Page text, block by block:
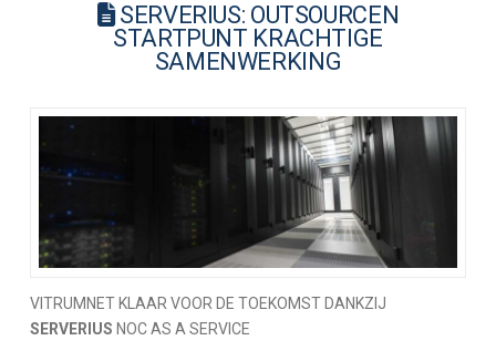
SERVERIUS: OUTSOURCEN
STARTPUNT KRACHTIGE
SAMENWERKING
VITRUMNET KLAAR VOOR DE TOEKOMST DANKZIJ
SERVERIUS NOC AS A SERVICE